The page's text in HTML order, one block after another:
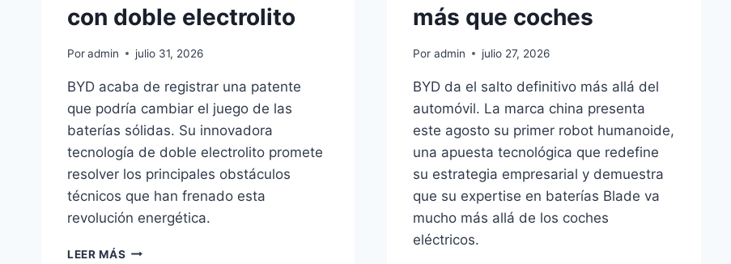
con doble electrolito
Poradmin julio 31, 2026
BYD acaba de registrar una patente
que podría cambiar el juego de las
baterías sólidas. Su innovadora
tecnología de doble electrolito promete
resolver los principales obstáculos
técnicos que han frenado esta
revolución energética.
LEER MÁS BYD
más que coches
Por admin julio 27, 2026
BYD da el salto definitivo más allá del
automóvil. La marca china presenta
este agosto su primer robot humanoide,
una apuesta tecnológica que redefine
su estrategia empresarial y demuestra
que su expertise en baterías Blade va
mucho más allá de los coches
eléctricos.